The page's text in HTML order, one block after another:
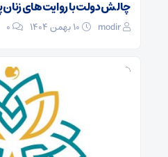
چالش دولت با روایت‌های
modir
0